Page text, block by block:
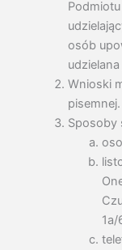
osób
Wnioski
pisemnej.
Sposoby
1a/